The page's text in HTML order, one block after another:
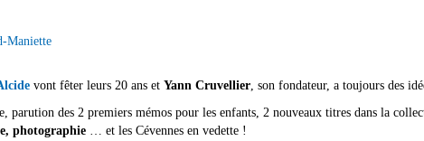
Maniette
vont fêter leurs 20 ans et Yann Cruvellier, son fondateur, a toujours des
parution des 2 premiers mémos pour les enfants, 2 nouveaux titres dans la
photographie … et les Cévennes en vedette !